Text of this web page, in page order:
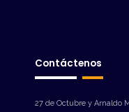
Contáctenos
27 de Octubre y Arnaldo